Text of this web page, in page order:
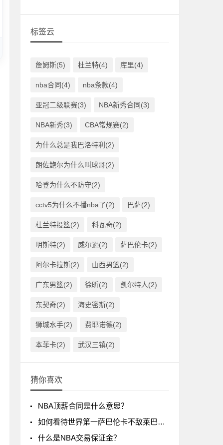
标签云
詹姆斯(5) 杜兰特(4) 库里(4)
nba合同(4) nba条款(4)
亚冠二级联赛(3) NBA新秀合同(3)
NBA新秀(3) CBA常规赛(2)
为什么总是我巴洛特利(2)
朗佐鲍尔为什么叫球哥(2)
哈登为什么不防守(2)
cctv5为什么不播nba了(2) 巴萨(2)
杜兰特投篮(2) 科瓦奇(2)
明斯特(2) 威尔逊(2) 萨巴伦卡(2)
阿尔卡拉斯(2) 山西男篮(2)
广东男篮(2) 徐昕(2) 凯尔特人(2)
东契奇(2) 海史密斯(2)
狮城水手(2) 费耶诺德(2)
本菲卡(2) 武汉三镇(2)
猜你喜欢
NBA顶薪合同是什么意思？
如何看待世界第一萨巴伦卡不敌莱巴金娜?
什么是NBA交易保证金？